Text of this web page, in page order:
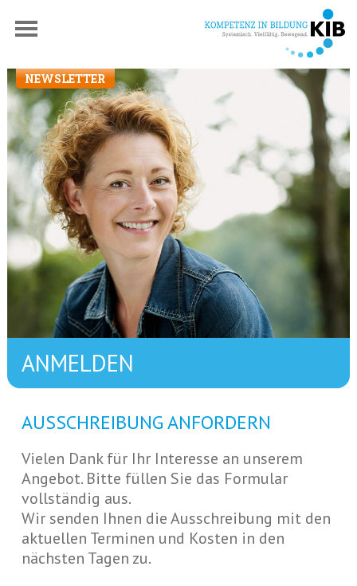
NEWSLETTER
ANMELDEN
AUSSCHREIBUNG ANFORDERN
Vielen Dank für Ihr Interesse an unserem
Angebot. Bitte füllen Sie das Formular
vollständig aus.
Wir senden Ihnen die Ausschreibung mit den
aktuellen Terminen und Kosten in den
nächsten Tagen zu.